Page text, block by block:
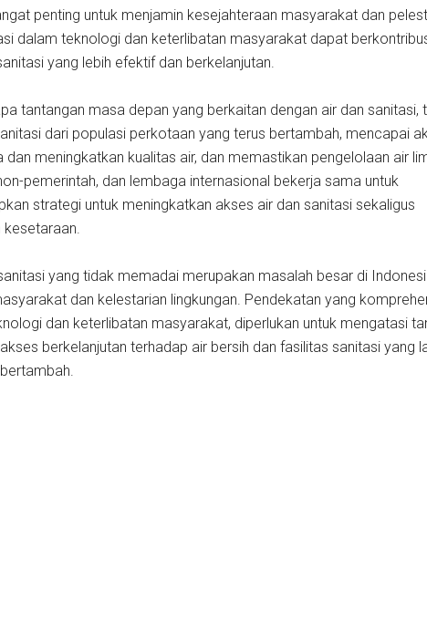
penting untuk menjamin kesejahteraan masyarakat dan
dalam teknologi dan keterlibatan masyarakat dapat
yang lebih efektif dan berkelanjutan.
tantangan masa depan yang berkaitan dengan air dan sanitasi,
dari populasi perkotaan yang terus bertambah, mencapai
dan meningkatkan kualitas air, dan memastikan pengelolaan air
pemerintah, dan lembaga internasional bekerja sama untuk
strategi untuk meningkatkan akses air dan sanitasi sekaligus
kesetaraan.
yang tidak memadai merupakan masalah besar di
dan kelestarian lingkungan. Pendekatan yang
dan keterlibatan masyarakat, diperlukan untuk mengatasi
berkelanjutan terhadap air bersih dan fasilitas sanitasi yang